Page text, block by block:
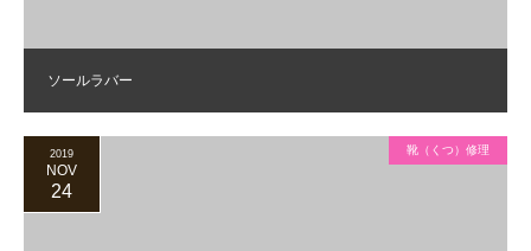
ソールラバー
2019
NOV
24
靴（くつ）修理